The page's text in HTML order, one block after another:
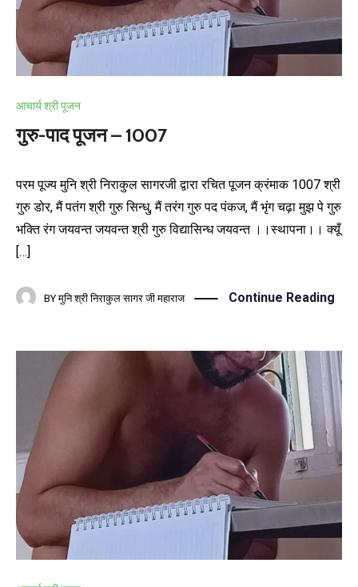
आचार्य श्री पूजन
गुरु-पाद पूजन – 1007
परम पूज्य मुनि श्री निराकुल सागरजी द्वारा रचित पूजन क्रंमाक 1007 श्री
गुरु डोर, मैं पतंग श्री गुरु सिन्धु, मैं तरंग गुरु पद पंकज, मैं भृंग चढ़ा मुझ पे गुरु
भक्ति रंग जयवन्त जयवन्त श्री गुरु विद्यासिन्ध जयवन्त ।।स्थापना।। क्यूँ
[…]
BY मुनि श्री निराकुल सागर जी महाराज Continue Reading